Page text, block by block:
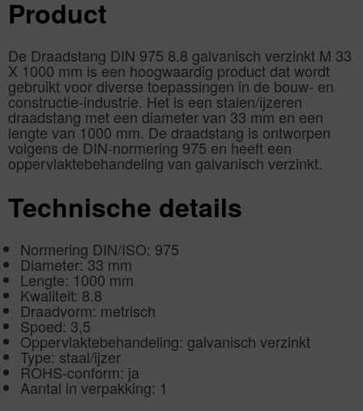
Product
De Draadstang DIN 975 8.8 galvanisch verzinkt M 33
X 1000 mm is een hoogwaardig product dat wordt
gebruikt voor diverse toepassingen in de bouw- en
constructie-industrie. Het is een stalen/ijzeren
draadstang met een diameter van 33 mm en een
lengte van 1000 mm. De draadstang is ontworpen
volgens de DIN-normering 975 en heeft een
oppervlaktebehandeling van galvanisch verzinkt.
Technische details
Normering DIN/ISO: 975
Diameter: 33 mm
Lengte: 1000 mm
Kwaliteit: 8.8
Draadvorm: metrisch
Spoed: 3,5
Oppervlaktebehandeling: galvanisch verzinkt
Type: staal/ijzer
ROHS-conform: ja
Aantal in verpakking: 1